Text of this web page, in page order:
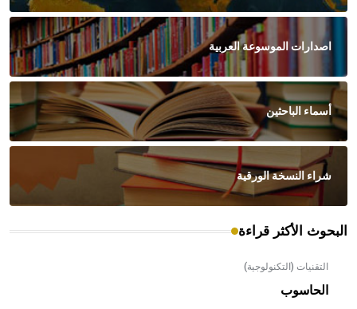
اصدارات الموسوعة العربية
أسماء الباحثين
شراء النسخة الورقية
البحوث الأكثر قراءة
التقنيات (التكنولوجية)
الحاسوب